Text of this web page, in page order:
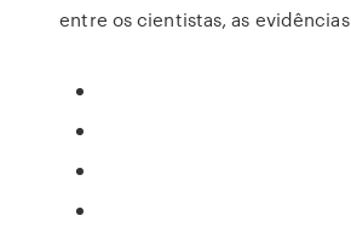
entre os cientistas, as evidências